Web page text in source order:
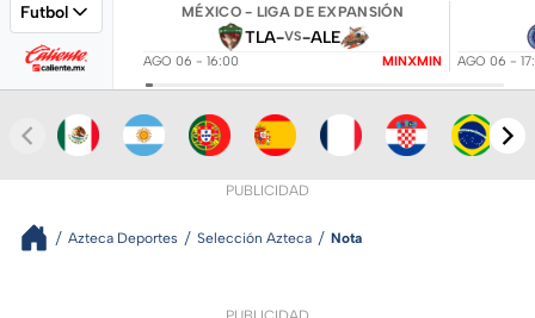
Futbol MÉXICO - LIGA DE EXPANSIÓN
TLA-VS-ALE
AGO 06 - 16:00 MINXMIN AGO 06 -
PUBLICIDAD
Azteca Deportes Selección Azteca Nota